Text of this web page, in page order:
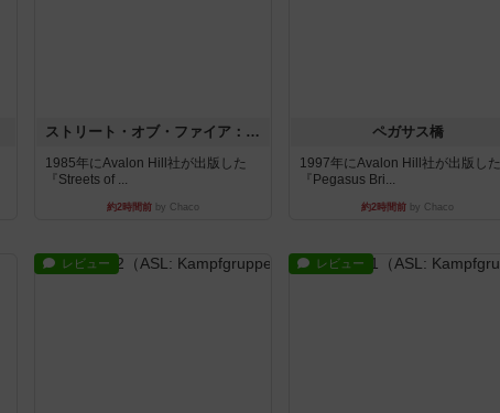
ストリート・オブ・ファイア：ASLデラックスモジュール1
1985年にAvalon Hill社が出版した
『Streets of ...
約2時間前 by Chaco
ペガサス橋
1997年にAvalon Hill社が出版した
『Pegasus Bri...
約2時間前 by Chaco
レビュー レビュー